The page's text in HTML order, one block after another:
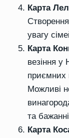
Карта
Створення
увагу
Карта
везіння у
приємних
Можливі
та
Карта